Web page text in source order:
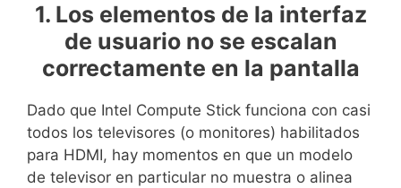
1. Los elementos de la interfaz
de usuario no se escalan
correctamente en la pantalla
Dado que Intel Compute Stick funciona con casi
todos los televisores (o monitores) habilitados
para HDMI, hay momentos en que un modelo
de televisor en particular no muestra o alinea